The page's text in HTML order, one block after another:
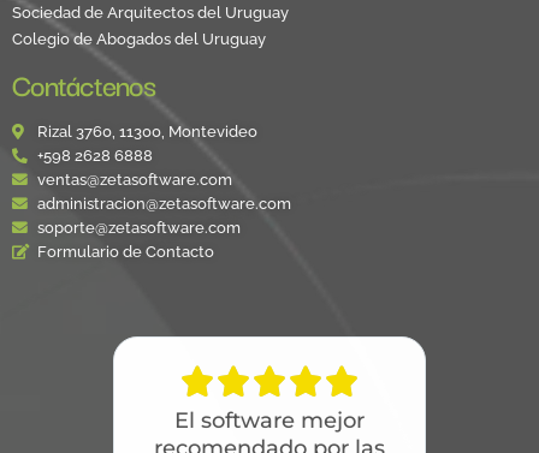
Sociedad de Arquitectos del Uruguay
Colegio de Abogados del Uruguay
Contáctenos
Rizal 3760, 11300, Montevideo
+598 2628 6888
ventas@zetasoftware.com
administracion@zetasoftware.com
soporte@zetasoftware.com
Formulario de Contacto

El software mejor